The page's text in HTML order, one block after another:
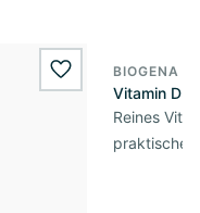
wishlist.add
BIOGENA
Vitamin D3
Reines
praktischer